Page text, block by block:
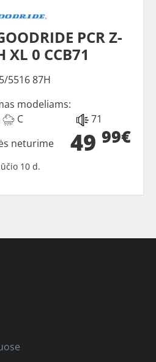
PCR Z-
XL 0 CCB71
5516 87H
modeliams:
C 71
49 99€
neturime
10 d.